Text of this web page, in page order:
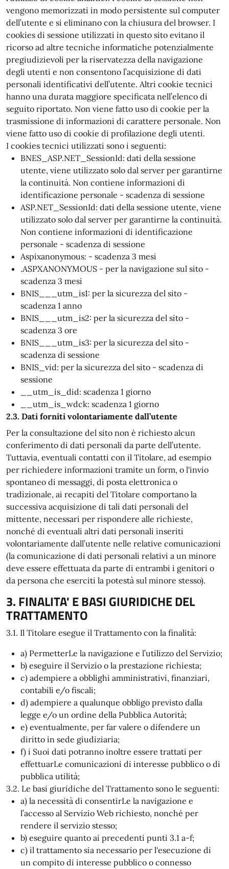
vengono memorizzati in modo persistente sul computer
dell’utente e si eliminano con la chiusura del browser. I
cookies di sessione utilizzati in questo sito evitano il
ricorso ad altre tecniche informatiche potenzialmente
pregiudizievoli per la riservatezza della navigazione
degli utenti e non consentono l’acquisizione di dati
personali identificativi dell’utente. Altri cookie tecnici
hanno una durata maggiore specificata nell’elenco di
seguito riportato. Non viene fatto uso di cookie per la
trasmissione di informazioni di carattere personale. Non
viene fatto uso di cookie di profilazione degli utenti.
I cookies tecnici utilizzati sono i seguenti:
BNES_ASP.NET_SessionId: dati della sessione
utente, viene utilizzato solo dal server per garantirne
la continuità. Non contiene informazioni di
identificazione personale - scadenza di sessione
ASP.NET_SessionId: dati della sessione utente, viene
utilizzato solo dal server per garantirne la continuità.
Non contiene informazioni di identificazione
personale - scadenza di sessione
Aspixanonymous: - scadenza 3 mesi
.ASPXANONYMOUS - per la navigazione sul sito -
scadenza 3 mesi
BNIS___utm_is1: per la sicurezza del sito -
scadenza 1 anno
BNIS___utm_is2: per la sicurezza del sito -
scadenza 3 ore
BNIS___utm_is3: per la sicurezza del sito -
scadenza di sessione
BNIS_vid: per la sicurezza del sito - scadenza di
sessione
__utm_is_did: scadenza 1 giorno
__utm_is_wdck: scadenza 1 giorno
2.3. Dati forniti volontariamente dall’utente
Per la consultazione del sito non è richiesto alcun
conferimento di dati personali da parte dell’utente.
Tuttavia, eventuali contatti con il Titolare, ad esempio
per richiedere informazioni tramite un form, o l'invio
spontaneo di messaggi, di posta elettronica o
tradizionale, ai recapiti del Titolare comportano la
successiva acquisizione di tali dati personali del
mittente, necessari per rispondere alle richieste,
nonché di eventuali altri dati personali inseriti
volontariamente dall’utente nelle relative comunicazioni
(la comunicazione di dati personali relativi a un minore
deve essere effettuata da parte di entrambi i genitori o
da persona che eserciti la potestà sul minore stesso).
3. FINALITA' E BASI GIURIDICHE DEL
TRATTAMENTO
3.1. Il Titolare esegue il Trattamento con la finalità:
a) PermetterLe la navigazione e l’utilizzo del Servizio;
b) eseguire il Servizio o la prestazione richiesta;
c) adempiere a obblighi amministrativi, finanziari,
contabili e/o fiscali;
d) adempiere a qualunque obbligo previsto dalla
legge e/o un ordine della Pubblica Autorità;
e) eventualmente, per far valere o difendere un
diritto in sede giudiziaria;
f) i Suoi dati potranno inoltre essere trattati per
effettuarLe comunicazioni di interesse pubblico o di
pubblica utilità;
3.2. Le basi giuridiche del Trattamento sono le seguenti:
a) la necessità di consentirLe la navigazione e
l’accesso al Servizio Web richiesto, nonché per
rendere il servizio stesso;
b) eseguire quanto ai precedenti punti 3.1 a-f;
c) il trattamento sia necessario per l'esecuzione di
un compito di interesse pubblico o connesso